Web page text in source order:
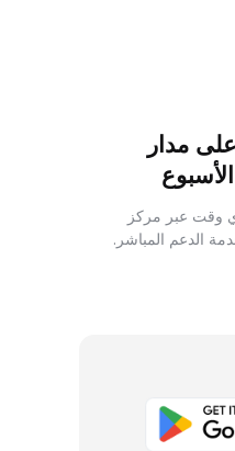
مدار
وقت عبر مركز
الدعم المباشر.